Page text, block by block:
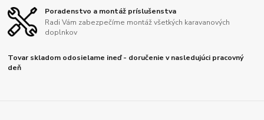
Poradenstvo a montáž príslušenstva
Radi Vám zabezpečíme montáž všetkých karavanových
doplnkov
Tovar skladom odosielame ineď - doručenie v nasledujúci pracovný
deň